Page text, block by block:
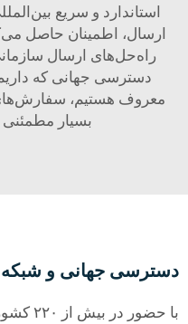
استاندارد و سریع
ارسال، اطمینان حاصل
راه‌حل‌های ارسال
دسترسی جهانی که
معروف هستیم،
بسیار
دسترسی جهانی و شبکه
با